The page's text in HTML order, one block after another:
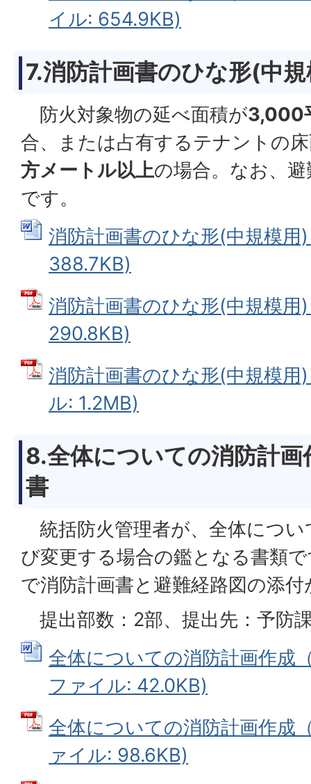
イル: 654.9KB)
7.消防計画書のひな形(中
防火対象物の延べ面積が3,000
合、または占有するテナントの
方メートル以上の場合。なお、
です。
消防計画書のひな形(中規模
388.7KB)
消防計画書のひな形(中規模用
290.8KB)
消防計画書のひな形(中規模用
ル: 1.2MB)
8.全体についての消防計画
書
統括防火管理者が、全体につい
び変更する場合の鑑となる書類
で消防計画書と避難経路図の添
提出部数：2部、提出先：予防
全体についての消防計画作成
ファイル: 42.0KB)
全体についての消防計画作成
ァイル: 98.6KB)